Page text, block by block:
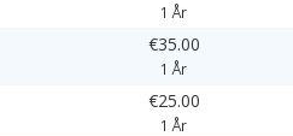
1 År
€35.00
1 År
€25.00
1 År